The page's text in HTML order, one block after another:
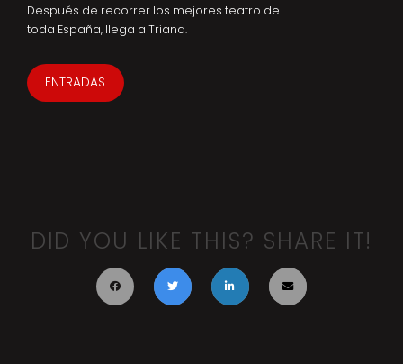
Después de recorrer los mejores teatro de
toda España, llega a Triana.
ENTRADAS
DID YOU LIKE THIS? SHARE IT!